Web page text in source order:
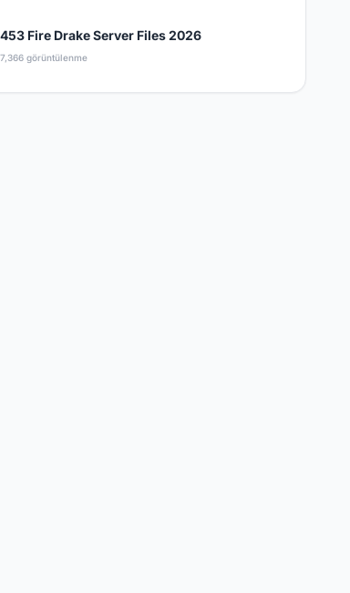
Fire Drake Server Files 2026
görüntülenme